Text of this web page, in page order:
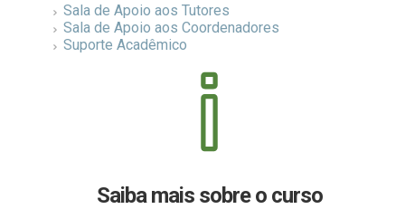
Sala de Apoio aos Tutores
Sala de Apoio aos Coordenadores
Suporte Acadêmico
Saiba mais sobre o curso